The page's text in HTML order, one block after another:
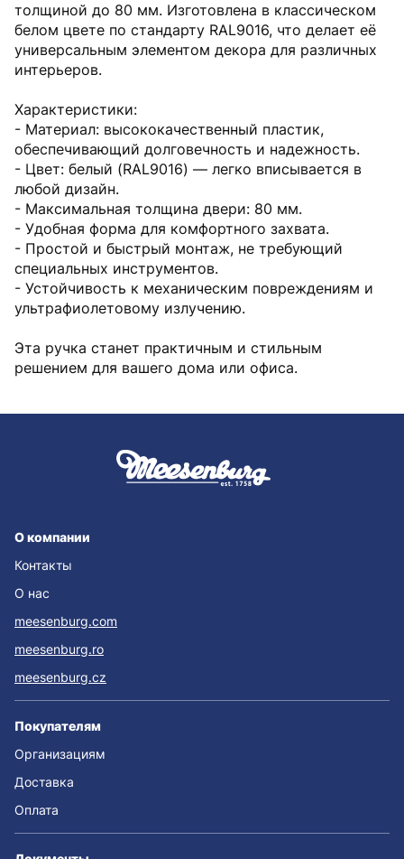
толщиной до 80 мм. Изготовлена в классическом
белом цвете по стандарту RAL9016, что делает её
универсальным элементом декора для различных
интерьеров.
Характеристики:
- Материал: высококачественный пластик,
обеспечивающий долговечность и надежность.
- Цвет: белый (RAL9016) — легко вписывается в
любой дизайн.
- Максимальная толщина двери: 80 мм.
- Удобная форма для комфортного захвата.
- Простой и быстрый монтаж, не требующий
специальных инструментов.
- Устойчивость к механическим повреждениям и
ультрафиолетовому излучению.
Эта ручка станет практичным и стильным
решением для вашего дома или офиса.
О компании
Контакты
О нас
meesenburg.com
meesenburg.ro
meesenburg.cz
Покупателям
Организациям
Доставка
Оплата